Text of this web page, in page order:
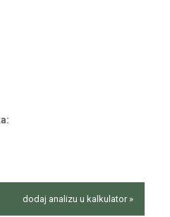
dodaj analizu u kalkulator »